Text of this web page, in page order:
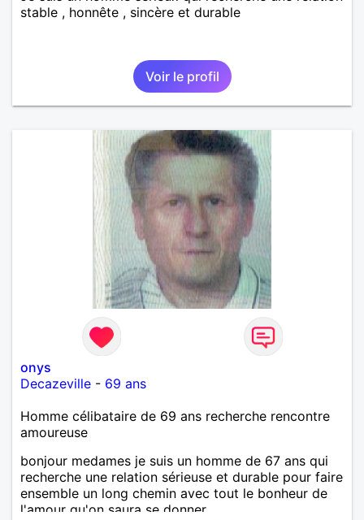
stable , honnête , sincère et durable
Voir le profil
onys
Decazeville - 69 ans
Homme célibataire de 69 ans recherche rencontre
amoureuse
bonjour medames je suis un homme de 67 ans qui
recherche une relation sérieuse et durable pour faire
ensemble un long chemin avec tout le bonheur de
l'amour qu'on saura se donner.